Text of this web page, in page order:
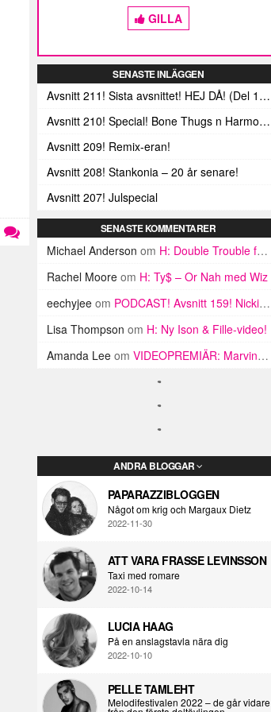
GILLA
SENASTE INLÄGGEN
Avsnitt 211! Sista avsnittet! HEJ DÅ! (Del 1 och 2)
Avsnitt 210! Special! Bone Thugs n Harmonys album E.1999 Eternal
Avsnitt 209! Remix-eran!
Avsnitt 208! Stankonia – 20 år senare!
Avsnitt 207! Julspecial
SENASTE KOMMENTARER
Michael Anderson om H: Double Trouble från Baton Rouge
Rachel Moore om H: Ty$ – Or Nah med Wiz
eechyjee om PODCAST! Avsnitt 159! Nicki Minaj-specialen!
Lisa Thompson om H: Ny Ison & Fille-video!
Amanda Lee om VIDEOPREMIÄR: Marvin Tebano – Klipp dig
ANDRA BLOGGAR
PAPARAZZIBLOGGEN
Något om krig och Margaux Dietz
2022-11-30
ATT VARA FRASSE LEVINSSON
Taxi med romare
2022-10-14
LUCIA HAAG
På en anslagstavla nära dig
2022-10-10
PELLE TAMLEHT
Melodifestivalen 2022 – de går vidare